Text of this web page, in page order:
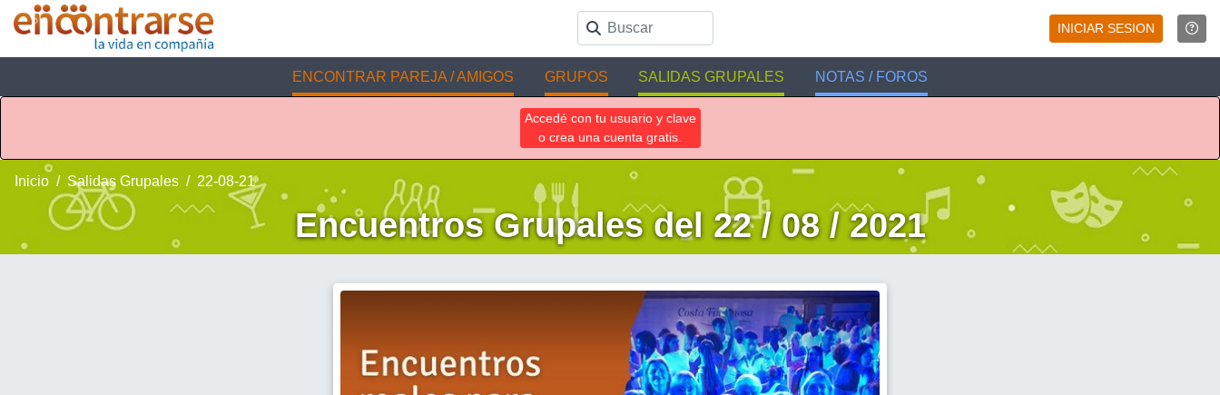
INICIAR SESION
ENCONTRAR PAREJA / AMIGOS GRUPOS SALIDAS GRUPALES NOTAS / FOROS
Accedé con tu usuario y clave
o crea una cuenta gratis.
Inicio Salidas Grupales 22-08-21
Encuentros Grupales del 22 / 08 / 2021